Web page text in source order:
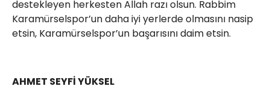
destekleyen herkesten Allah razı olsun. Rabbim
Karamürselspor’un daha iyi yerlerde olmasını nasip
etsin, Karamürselspor’un başarısını daim etsin.
AHMET SEYFİ YÜKSEL